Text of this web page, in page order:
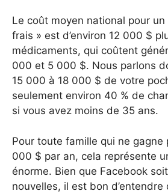
Le coût moyen national pour un
frais » est d’environ 12 000 $
médicaments, qui coûtent
000 et 5 000 $. Nous parlons
15 000 à 18 000 $ de votre
seulement environ 40 % de
si vous avez moins de 35 ans.
Pour toute famille qui ne gagne
000 $ par an, cela représente
énorme. Bien que Facebook
nouvelles, il est bon d’entendre